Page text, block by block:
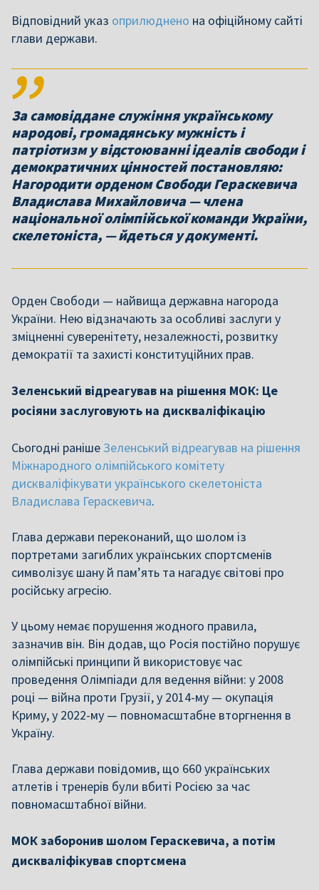
Відповідний указ оприлюднено на офіційному сайті
глави держави.
За самовіддане служіння українському
народові, громадянську мужність і
патріотизм у відстоюванні ідеалів свободи і
демократичних цінностей постановляю:
Нагородити орденом Свободи Гераскевича
Владислава Михайловича — члена
національної олімпійської команди України,
скелетоніста, — йдеться у документі.
Орден Свободи — найвища державна нагорода
України. Нею відзначають за особливі заслуги у
зміцненні суверенітету, незалежності, розвитку
демократії та захисті конституційних прав.
Зеленський відреагував на рішення МОК: Це
росіяни заслуговують на дискваліфікацію
Сьогодні ранішеЗеленський відреагував на рішення
Міжнародного олімпійського комітету
дискваліфікувати українського скелетоніста
Владислава Гераскевича.
Глава держави переконаний, що шолом із
портретами загиблих українських спортсменів
символізує шану й памʼять та нагадує світові про
російську агресію.
У цьому немає порушення жодного правила,
зазначив він. Він додав, що Росія постійно порушує
олімпійські принципи й використовує час
проведення Олімпіади для ведення війни: у 2008
році — війна проти Грузії, у 2014-му — окупація
Криму, у 2022-му — повномасштабне вторгнення в
Україну.
Глава держави повідомив, що 660 українських
атлетів і тренерів були вбиті Росією за час
повномасштабної війни.
МОК заборонив шолом Гераскевича, а потім
дискваліфікував спортсмена